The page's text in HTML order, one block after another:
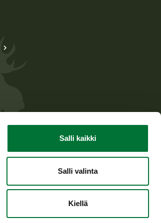
Salli kaikki
Salli valinta
Kiellä